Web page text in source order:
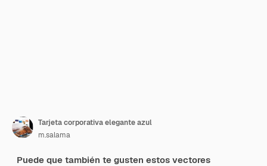
Tarjeta corporativa elegante azul
m.salama
Puede que también te gusten estos vectores